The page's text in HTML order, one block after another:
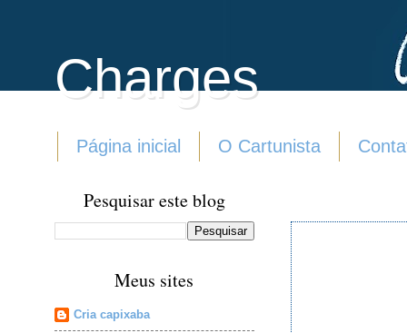
Charges
Página inicial O Cartunista
Pesquisar este blog
Meus sites
Cria capixaba